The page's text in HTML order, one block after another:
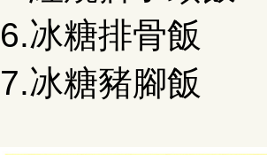
6.冰糖排骨飯
7.冰糖豬腳飯